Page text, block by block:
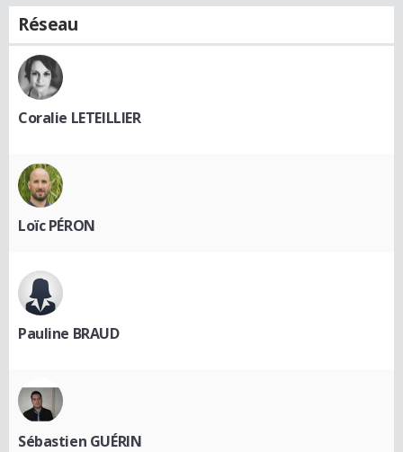
Réseau
Coralie LETEILLIER
Loïc PÉRON
Pauline BRAUD
Sébastien GUÉRIN